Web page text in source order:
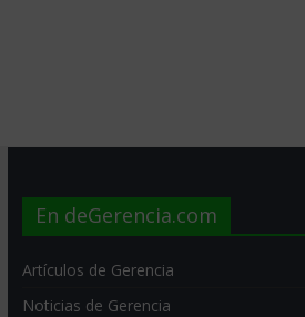
En deGerencia.com
Artículos de Gerencia
Noticias de Gerencia